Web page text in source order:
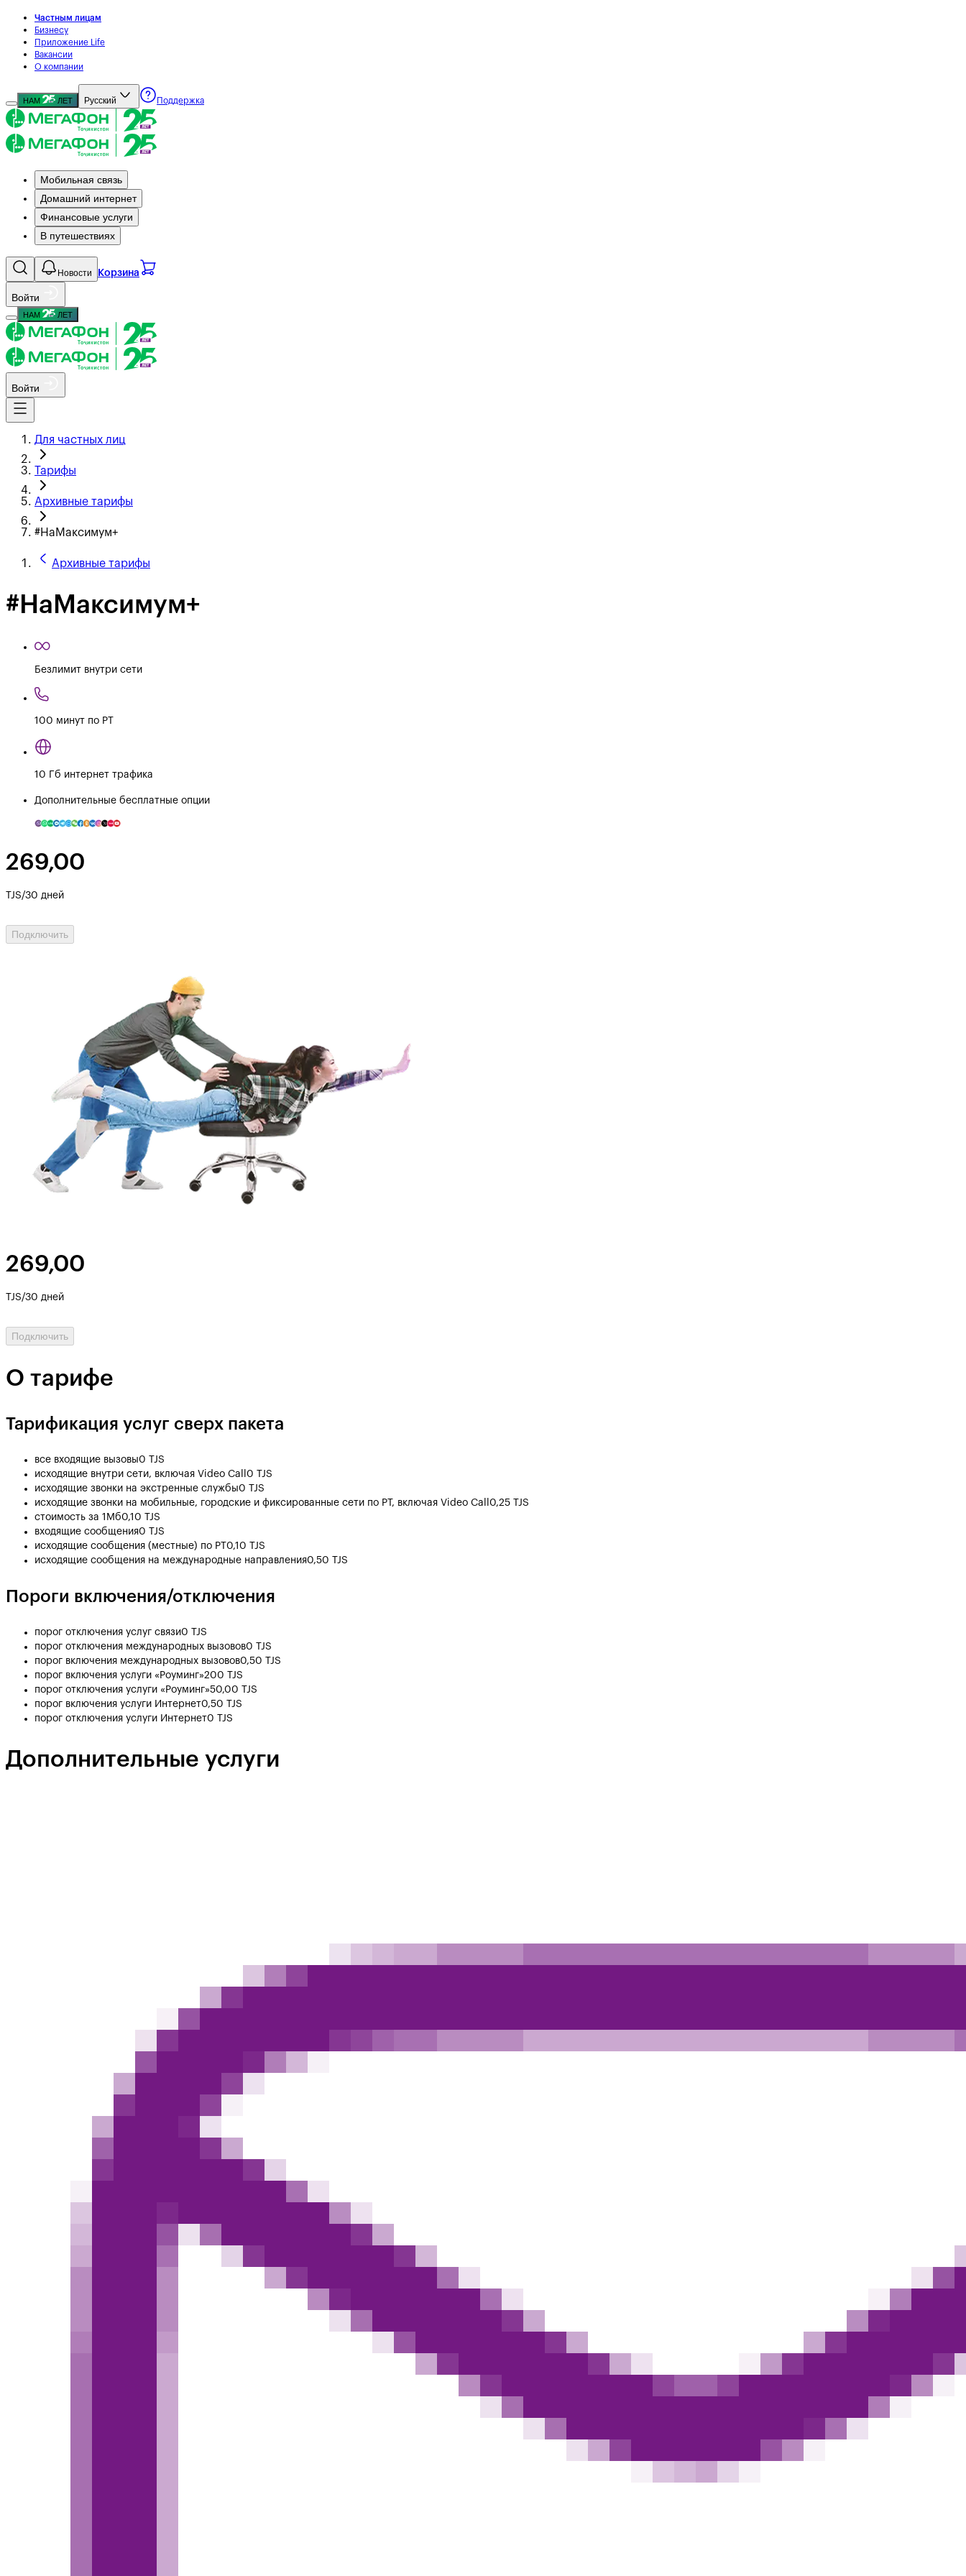
Частным лицам
Бизнесу
Приложение Life
Вакансии
О компании
НАМ ЛЕТ Русский Поддержка
Мобильная связь
Домашний интернет
Финансовые услуги
В путешествиях
Новости Корзина
Войти
НАМ ЛЕТ
Войти
Для частных лиц
Тарифы
Архивные тарифы
#НаМаксимум+
Архивные тарифы
#НаМаксимум+
Безлимит внутри сети
100 минут по РТ
10 Гб интернет трафика
Дополнительные бесплатные опции
269,00
TJS/30 дней
Подключить
269,00
TJS/30 дней
Подключить
О тарифе
Тарификация услуг сверх пакета
все входящие вызовы0 TJS
исходящие внутри сети, включая Video Call 0 TJS
исходящие звонки на экстренные службы0 TJS
исходящие звонки на мобильные, городские и фиксированные сети по РТ, включая Video Call 0,25 TJS
стоимость за 1Мб0,10 TJS
входящие сообщения0 TJS
исходящие сообщения (местные) по РТ 0,10 TJS
исходящие сообщения на международные направления0,50 TJS
Пороги включения/отключения
порог отключения услуг связи0 TJS
порог отключения международных вызовов0 TJS
порог включения международных вызовов0,50 TJS
порог включения услуги «Роуминг»200 TJS
порог отключения услуги «Роуминг»50,00 TJS
порог включения услуги Интернет0,50 TJS
порог отключения услуги Интернет0 TJS
Дополнительные услуги